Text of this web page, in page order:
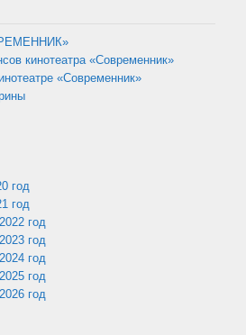
кинотеатра «Современник»
«Современник»
год
год
год
год
год
год
год